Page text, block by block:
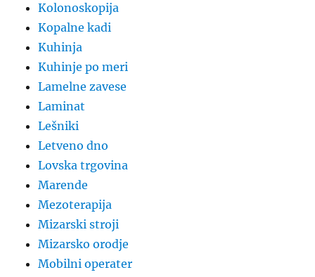
Kolonoskopija
Kopalne kadi
Kuhinja
Kuhinje po meri
Lamelne zavese
Laminat
Lešniki
Letveno dno
Lovska trgovina
Marende
Mezoterapija
Mizarski stroji
Mizarsko orodje
Mobilni operater